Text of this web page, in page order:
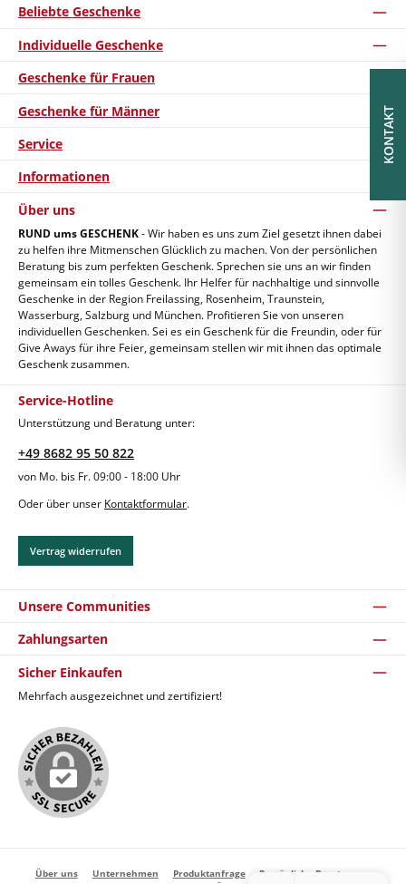
Beliebte Geschenke
Individuelle Geschenke
Geschenke für Frauen
Geschenke für Männer
Service
Informationen
Service-Hotline
Unterstützung und Beratung unter:
+49 8682 95 50 822
von Mo. bis Fr. 09:00 - 18:00 Uhr
Oder über unser Kontaktformular.
Vertrag widerrufen
Unsere Communities
Zahlungsarten
Sicher Einkaufen
Mehrfach ausgezeichnet und zertifiziert!
Über uns
RUND ums GESCHENK- Wir haben es uns zum Ziel gesetzt ihnen dabei
zu helfen ihre Mitmenschen Glücklich zu machen. Von der persönlichen
Beratung bis zum perfekten Geschenk. Sprechen sie uns an wir finden
gemeinsam ein tolles Geschenk. Ihr Helfer für nachhaltige und sinnvolle
Geschenke in der Region Freilassing, Rosenheim, Traunstein,
Wasserburg, Salzburg und München. Profitieren Sie von unseren
individuellen Geschenken. Sei es ein Geschenk für die Freundin, oder für
Give Aways für ihre Feier, gemeinsam stellen wir mit ihnen das optimale
Geschenk zusammen.
Über uns Unternehmen Produktanfrage
Persönliche Beratung
KONTAKT